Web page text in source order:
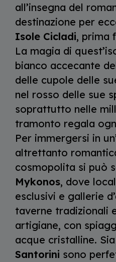
all’insegna del
destinazione per
Isole Cicladi, prima
La magia di
bianco accecante
delle cupole delle
nel rosso delle sue
soprattutto nelle
tramonto regala
Per immergersi in
altrettanto
cosmopolita si può
Mykonos, dove
esclusivi e gallerie
taverne tradizionali
artigiane, con
acque cristalline. Sia
Santorini sono